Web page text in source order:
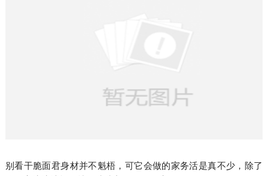
别看干脆面君身材并不魁梧，可它会做的家务活是真不少，除了